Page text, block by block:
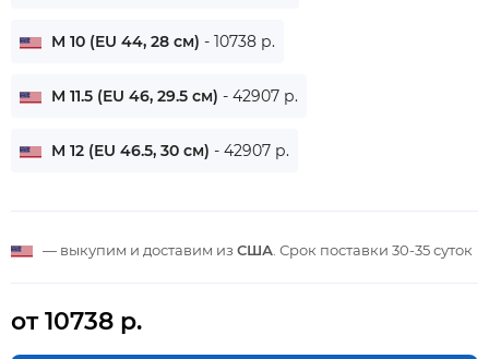
M 10 (EU 44, 28 см) - 10738 р.
M 11.5 (EU 46, 29.5 см) - 42907 р.
M 12 (EU 46.5, 30 см) - 42907 р.
— выкупим и доставим из США . Срок поставки 30-35 суток
от 10738 р.